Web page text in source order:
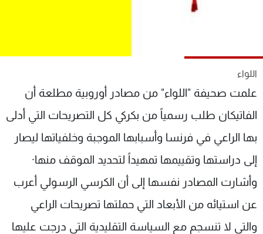
اللواء
علمت صحيفة "اللواء" من مصادر أوروبية مطلعة أن
الفاتيكان طلب رسمياً من بكركي كل التصريحات التي أدلى
بها الراعي في فرنسا وأسبابها الموجبة وخلفياتها ليصار
إلى دراستها وتقييمها تمهيداً لتحديد الموقف منها·
وأشارت المصادر نفسها إلى أن الكرسي الرسولي أعرب
عن استيائه من الأبعاد التي حملتها تصريحات الراعي
والتي لا تنسجم مع السياسة التقليدية التي درجت عليها
الترددات
عن MTV
لاعلاناتكم
وظائف
شروط الإسـتخدام